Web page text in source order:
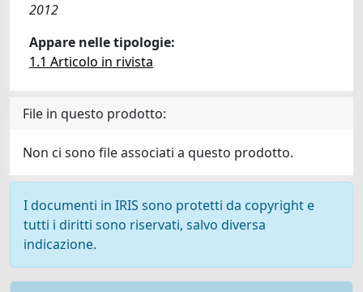
2012
Appare nelle tipologie:
1.1 Articolo in rivista
File in questo prodotto:
Non ci sono file associati a questo prodotto.
I documenti in IRIS sono protetti da copyright e
tutti i diritti sono riservati, salvo diversa
indicazione.